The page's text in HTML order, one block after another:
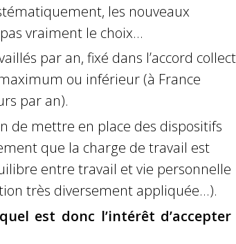
les nouveaux
vraiment le choix…
par an, fixé dans l’accord
ou inférieur (à France
par an).
de mettre en place des dispositifs
que la charge de travail est
entre travail et vie personnelle
très diversement appliquée…).
est donc l’intérêt d’accepter